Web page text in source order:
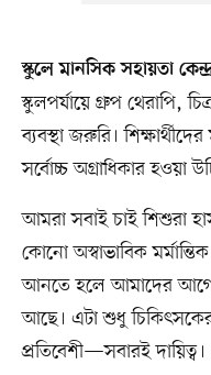
স্কুলে মানসিক সহায়তা
স্কুলপর্যায়ে গ্রুপ থেরাপি,
ব্যবস্থা জরুরি।
সর্বোচ্চ অগ্রাধিকার হওয়া
আমরা সবাই চাই শিশুরা
কোনো অস্বাভাবিক
আনতে হলে আমাদের
আছে। এটা শুধু
প্রতিবেশী—সবারই দায়িত্ব।